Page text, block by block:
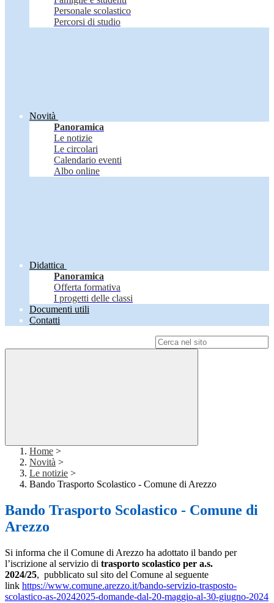
Personale scolastico
Percorsi di studio
Novità
Panoramica
Le notizie
Le circolari
Calendario eventi
Albo online
Didattica
Panoramica
Offerta formativa
I progetti delle classi
Documenti utili
Contatti
Home >
Novità >
Le notizie >
Bando Trasporto Scolastico - Comune di Arezzo
Bando Trasporto Scolastico - Comune di
Arezzo
Si informa che il Comune di Arezzo ha adottato il bando per
l’iscrizione al servizio di trasporto scolastico per a.s.
2024/25, pubblicato sul sito del Comune al seguente
link https://www.comune.arezzo.it/bando-servizio-trasposto-
scolastico-as-20242025-domande-dal-20-maggio-al-30-giugno-2024